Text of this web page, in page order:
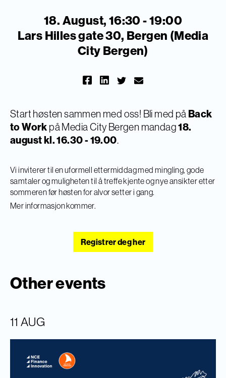
18. August, 16:30 - 19:00
Lars Hilles gate 30, Bergen (Media
City Bergen)
​Start høsten sammen med oss! Bli med på Back
to Work på Media City Bergen mandag18.
august kl. 16.30 - 19.00.
​Vi inviterer til en uformell ettermiddag med mingling, gode
samtaler og muligheten til å treffe kjente og nye ansikter etter
sommeren før høsten for alvor setter i gang.
​Mer informasjon kommer.
Registrer deg her
Other events
11 AUG